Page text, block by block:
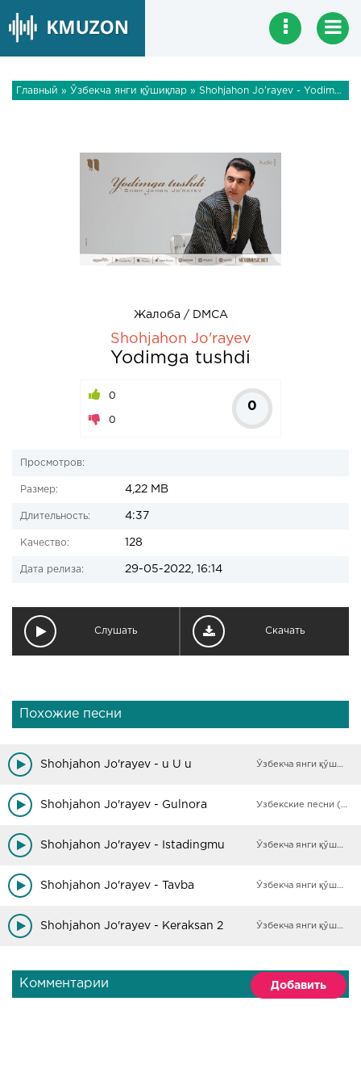
Главный » Ўзбекча янги қўшиқлар » Shohjahon Jo'rayev - Yodimga tushdi
Жалоба / DMCA
Shohjahon Jo'rayev
Yodimga tushdi
0
0
0
Просмотров:
Размер: 4,22 MB
Длительность: 4:37
Качество: 128
Дата релиза: 29-05-2022, 16:14
Слушать Скачать
Похожие песни
Shohjahon Jo'rayev - u U u Ўзбекча янги қўшиқлар
Shohjahon Jo'rayev - Gulnora Узбекские песни (Архив)
Shohjahon Jo'rayev - Istadingmu Ўзбекча янги қўшиқлар
Shohjahon Jo'rayev - Tavba Ўзбекча янги қўшиқлар
Shohjahon Jo'rayev - Keraksan 2 Ўзбекча янги қўшиқлар
Комментарии Добавить